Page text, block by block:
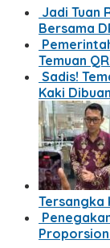
Jadi Tuan
Bersama
Temuan
Sadis!
Kaki
Tersangka